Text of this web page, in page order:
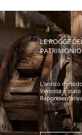
LE ROGGE
L'antico
Venosta è